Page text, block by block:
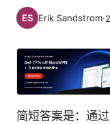
Erik Sandstrom·
简短答案是：通